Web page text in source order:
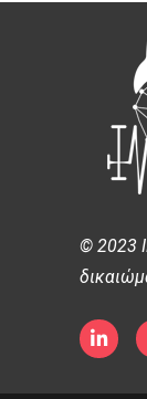
© 2023